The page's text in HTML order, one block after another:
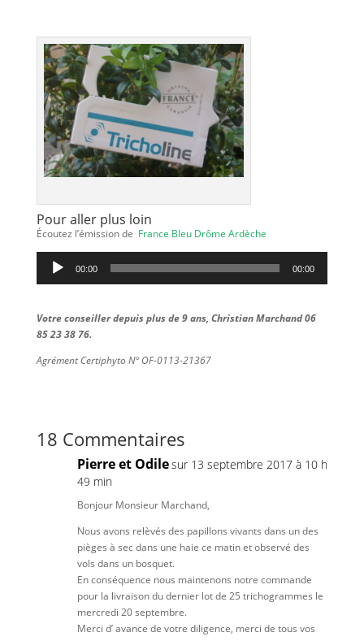
Pour aller plus loin
Écoutez l’émission de France Bleu Drôme Ardèche
Lecteur
audio
00:00 00:00
Votre conseiller depuis plus de 9 ans, Christian Marchand 06
85 23 38 76.
Agrément Certiphyto N° OF-0113-21367
18 Commentaires
Pierre et Odilesur 13 septembre 2017 à 10 h
49 min
Bonjour Monsieur Marchand,
Nous avons relèvés des papillons vivants dans un des
pièges à sec dans une haie ce matin et observé des
vols dans un bosquet.
En conséquence nous maintenons notre commande
pour la livraison du dernier lot de 25 trichogrammes le
mercredi 20 septembre.
Merci d’ avance de votre diligence, merci de tous vos